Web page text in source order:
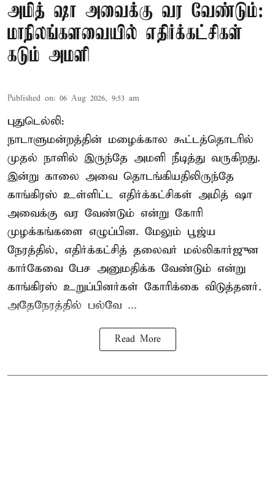
அமித் ஷா அவைக்கு வர வேண்டும்:
மாநிலங்களவையில் எதிர்க்கட்சிகள்
கடும் அமளி
Published on: 06 Aug 2026, 9:53 am
புதுடெல்லி:
நாடாளுமன்றத்தின் மழைக்கால கூட்டத்தொடரில்
முதல் நாளில் இருந்தே அமளி நீடித்து வருகிறது.
இன்று காலை அவை தொடங்கியதிலிருந்தே
காங்கிரஸ் உள்ளிட்ட எதிர்க்கட்சிகள் அமித் ஷா
அவைக்கு வர வேண்டும் என்று கோரி
முழக்கங்களை எழுப்பின. மேலும் பூஜ்ய
நேரத்தில், எதிர்க்கட்சித் தலைவர் மல்லிகார்ஜுன
கார்கேவை பேச அனுமதிக்க வேண்டும் என்று
காங்கிரஸ் உறுப்பினர்கள் கோரிக்கை விடுத்தனர்.
அதேநேரத்தில் பல்வே ...
Read More